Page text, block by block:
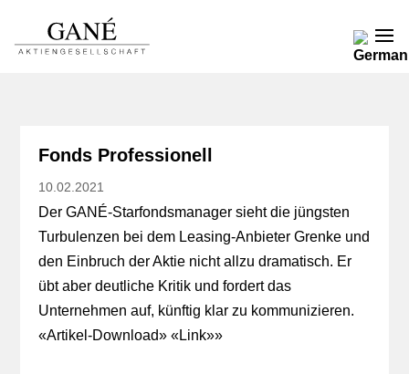
Fonds Professionell
10.02.2021
Der GANÉ-Starfondsmanager sieht die jüngsten
Turbulenzen bei dem Leasing-Anbieter Grenke und
den Einbruch der Aktie nicht allzu dramatisch. Er
übt aber deutliche Kritik und fordert das
Unternehmen auf, künftig klar zu kommunizieren.
«Artikel-Download» «Link»»